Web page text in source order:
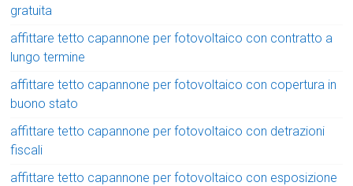
gratuita
affittare tetto capannone per fotovoltaico con contratto a
lungo termine
affittare tetto capannone per fotovoltaico con copertura in
buono stato
affittare tetto capannone per fotovoltaico con detrazioni
fiscali
affittare tetto capannone per fotovoltaico con esposizione